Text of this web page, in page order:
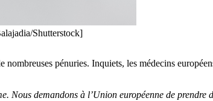
Shutterstock]
pénuries. Inquiets, les médecins
Nous demandons à l’Union européenne de prendre